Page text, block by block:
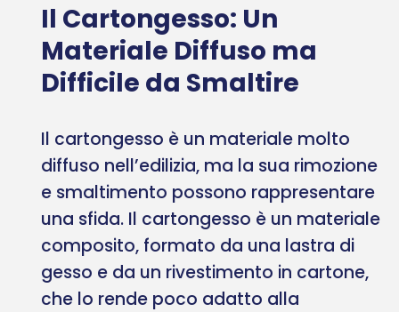
Il Cartongesso: Un
Materiale Diffuso ma
Difficile da Smaltire
Il cartongesso è un materiale molto
diffuso nell’edilizia, ma la sua rimozione
e smaltimento possono rappresentare
una sfida. Il cartongesso è un materiale
composito, formato da una lastra di
gesso e da un rivestimento in cartone,
che lo rende poco adatto alla